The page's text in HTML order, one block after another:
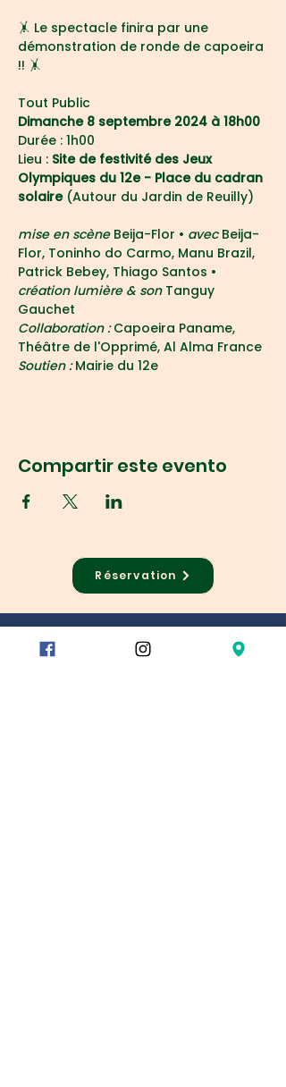
🤸 Le spectacle finira par une
démonstration de ronde de capoeira
!! 🤸
Tout Public
Dimanche 8 septembre 2024 à 18h00
Durée : 1h00
Lieu : Site de festivité des Jeux
Olympiques du 12e - Place du cadran
solaire (Autour du Jardin de Reuilly)
mise en scène Beija-Flor • avec Beija-
Flor, Toninho do Carmo, Manu Brazil,
Patrick Bebey, Thiago Santos •
création lumière & son Tanguy
Gauchet
Collaboration : Capoeira Paname,
Théâtre de l'Opprimé, Al Alma France
Soutien : Mairie du 12e
Compartir este evento
Réservation